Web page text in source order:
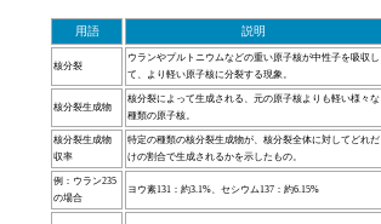
用語 説明
核分裂
ウランやプルトニウムなどの重い原子核が中性子を吸収し
て、より軽い原子核に分裂する現象。
核分裂生成物
核分裂によって生成される、元の原子核よりも軽い様々な
種類の原子核。
核分裂生成物
収率
特定の種類の核分裂生成物が、核分裂全体に対してどれだ
けの割合で生成されるかを示したもの。
例：ウラン235
の場合
ヨウ素131：約3.1%、セシウム137：約6.15%